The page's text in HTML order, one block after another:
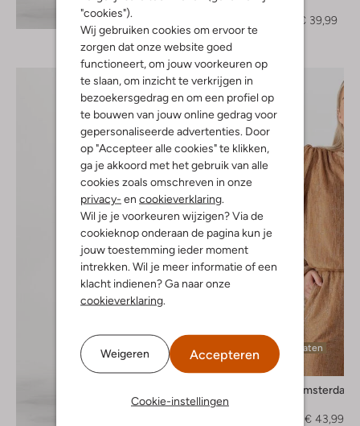
"cookies").
Wij gebruiken cookies om ervoor te
zorgen dat onze website goed
functioneert, om jouw voorkeuren op
te slaan, om inzicht te verkrijgen in
bezoekersgedrag en om een profiel op
te bouwen van jouw online gedrag voor
gepersonaliseerde advertenties. Door
op "Accepteer alle cookies" te klikken,
ga je akkoord met het gebruik van alle
cookies zoals omschreven in onze
privacy- en cookieverklaring
Wil je je voorkeuren wijzigen? Via de
cookieknop onderaan de pagina kun je
jouw toestemming ieder moment
intrekken. Wil je meer informatie of een
klacht indienen? Ga naar onze
cookieverklaring
Weigeren Accepteren
Cookie-instellingen
Ontdek de look
Top
€ 39,99
Ontdek de look
Laatste maten
-60%
Amaya Amsterdam
€ 43,99